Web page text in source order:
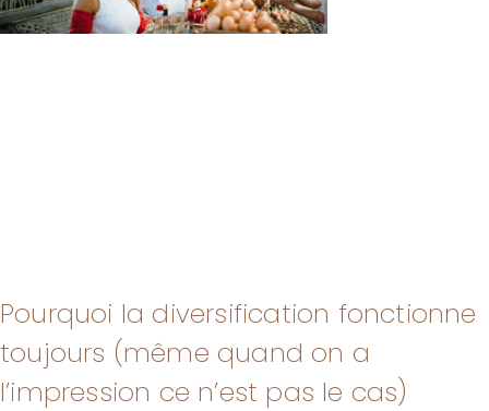
Pourquoi la diversification fonctionne
toujours (même quand on a
l’impression ce n’est pas le cas)